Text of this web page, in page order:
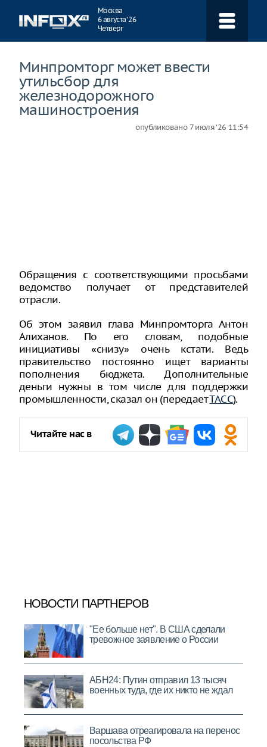
Москва
6 августа ‘26
Четверг
Минпромторг может ввести
утильсбор для
железнодорожного
машиностроения
опубликовано7 июля ‘26 11:54
Обращения с соответствующими просьбами
ведомство получает от представителей
отрасли.
Об этом заявил глава Минпромторга Антон
Алиханов. По его словам, подобные
инициативы «снизу» очень кстати. Ведь
правительство постоянно ищет варианты
пополнения бюджета. Дополнительные
деньги нужны в том числе для поддержки
промышленности, сказал он (передаетТАСС).
Читайте нас в